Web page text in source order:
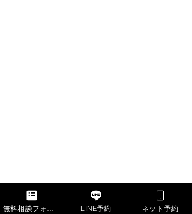
コメント
LINE予約 ネット予約